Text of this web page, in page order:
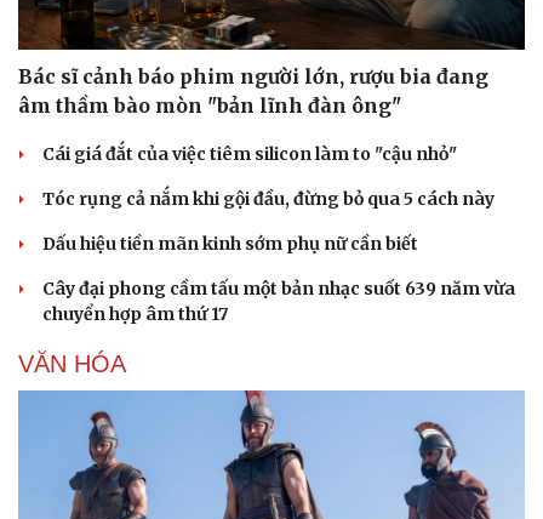
Bác sĩ cảnh báo phim người lớn, rượu bia đang
âm thầm bào mòn "bản lĩnh đàn ông"
Cái giá đắt của việc tiêm silicon làm to "cậu nhỏ"
Tóc rụng cả nắm khi gội đầu, đừng bỏ qua 5 cách này
Dấu hiệu tiền mãn kinh sớm phụ nữ cần biết
Cây đại phong cầm tấu một bản nhạc suốt 639 năm vừa
chuyển hợp âm thứ 17
VĂN HÓA